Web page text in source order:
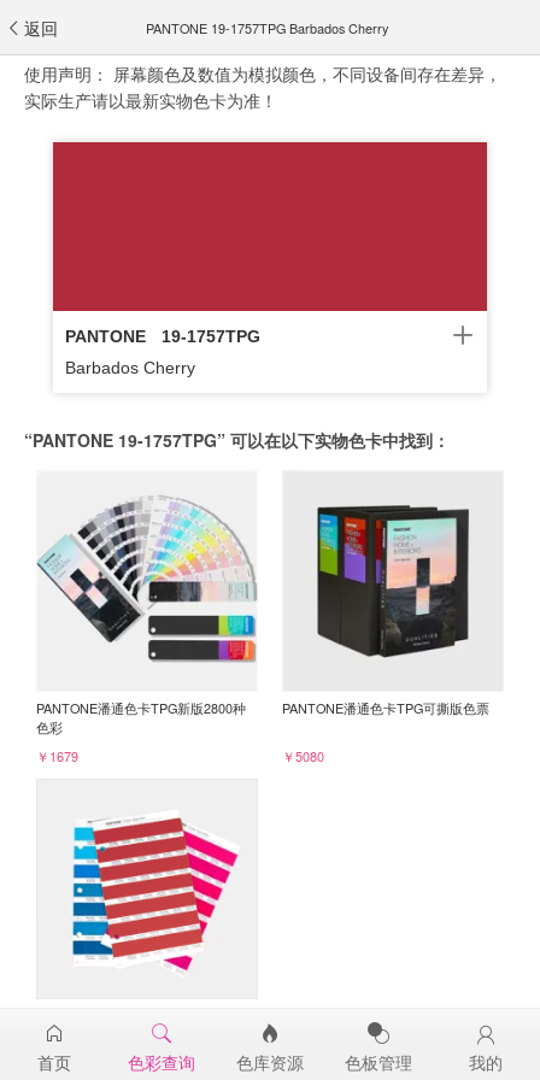
返回 PANTONE 19-1757TPG Barbados Cherry
使用声明： 屏幕颜色及数值为模拟颜色，不同设备间存在差异，
实际生产请以最新实物色卡为准！
PANTONE
19-1757TPG
Barbados Cherry
“PANTONE 19-1757TPG” 可以在以下实物色卡中找到：
PANTONE潘通色卡TPG新版2800种
色彩
￥1679
PANTONE潘通色卡TPG可撕版色票
￥5080
19-1757TPG
￥98
首页 色彩查询 色库资源 色板管理 我的